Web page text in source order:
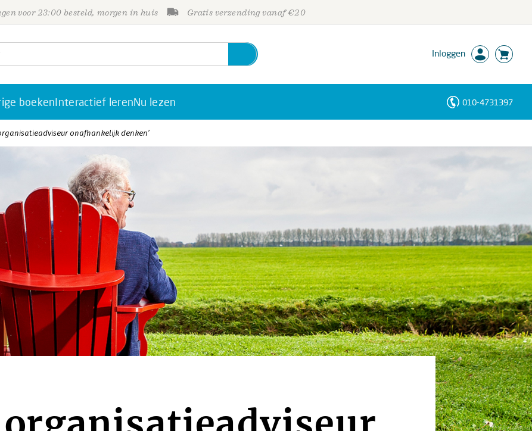
voor 23:00 besteld, morgen in huis Gratis verzending vanaf €20
Inloggen
boekenInteractief lerenNu lezen 010-4731397
onafhankelijk denken’
Personen